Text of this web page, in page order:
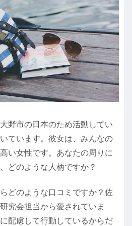
野市の日本のため活動してい
ています。彼女は、みんなの
い女性です。あなたの周りに
どのような人柄ですか？
どのような口コミですか？佐
究会担当から愛されていま
配慮して行動しているからだ